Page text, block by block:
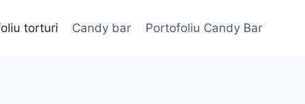
torturi Candy bar Portofoliu Candy Bar